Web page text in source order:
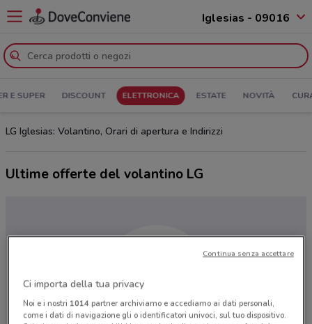
Iglesias - 09016
E SUPER DISCOUNT ELETTRONICA ESTATE NOVITÀ
LG Iglesias: Volantino, Orari di apertura e Indirizzi
Ultime offerte del volantino LG
Ci importa della tua privacy
Noi e i nostri 1014partner archiviamo e accediamo ai dati personali,
come i dati di navigazione gli o identificatori univoci, sul tuo dispositivo.
Continua senza accettare